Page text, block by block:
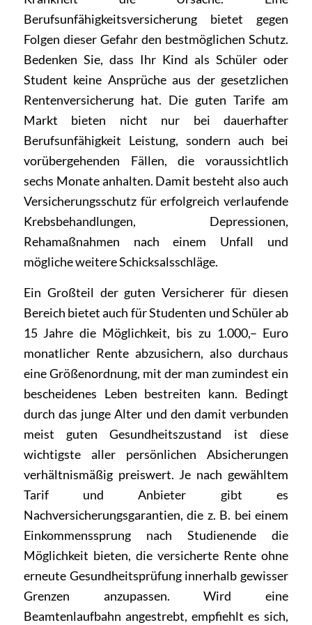
Berufsunfähigkeitsversicherung bietet gegen
Folgen dieser Gefahr den bestmöglichen Schutz.
Bedenken Sie, dass Ihr Kind als Schüler oder
Student keine Ansprüche aus der gesetzlichen
Rentenversicherung hat. Die guten Tarife am
Markt bieten nicht nur bei dauerhafter
Berufsunfähigkeit Leistung, sondern auch bei
vorübergehenden Fällen, die voraussichtlich
sechs Monate anhalten. Damit besteht also auch
Versicherungsschutz für erfolgreich verlaufende
Krebsbehandlungen, Depressionen,
Rehamaßnahmen nach einem Unfall und
mögliche weitere Schicksalsschläge.
Ein Großteil der guten Versicherer für diesen
Bereich bietet auch für Studenten und Schüler ab
15 Jahre die Möglichkeit, bis zu 1.000,– Euro
monatlicher Rente abzusichern, also durchaus
eine Größenordnung, mit der man zumindest ein
bescheidenes Leben bestreiten kann. Bedingt
durch das junge Alter und den damit verbunden
meist guten Gesundheitszustand ist diese
wichtigste aller persönlichen Absicherungen
verhältnismäßig preiswert. Je nach gewähltem
Tarif und Anbieter gibt es
Nachversicherungsgarantien, die z. B. bei einem
Einkommenssprung nach Studienende die
Möglichkeit bieten, die versicherte Rente ohne
erneute Gesundheitsprüfung innerhalb gewisser
Grenzen anzupassen. Wird eine
Beamtenlaufbahn angestrebt, empfiehlt es sich,